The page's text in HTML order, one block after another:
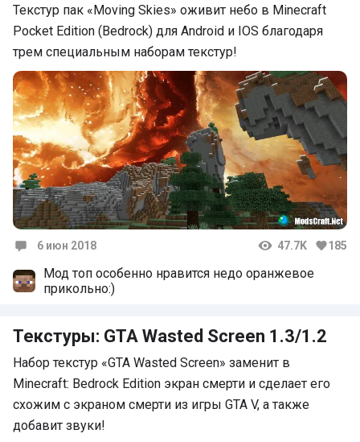
Текстур пак «Moving Skies» оживит небо в Minecraft
Pocket Edition (Bedrock) для Android и IOS благодаря
трем специальным наборам текстур!
6 июн 2018 47.7K 185
Мод топ особенно нравится недо оранжевое
прикольно:)
Текстуры: GTA Wasted Screen 1.3/1.2
Набор текстур «GTA Wasted Screen» заменит в
Minecraft: Bedrock Edition экран смерти и сделает его
схожим с экраном смерти из игры GTA V, а также
добавит звуки!